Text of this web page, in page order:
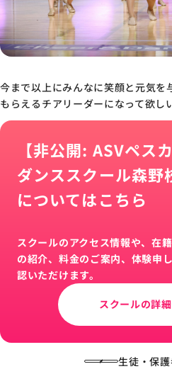
今まで以上にみんなに笑顔と元気を
もらえるチアリーダーになって欲し
【非公開: ASVペス
ダンススクール森野
についてはこちら
スクールのアクセス情報や、在
の紹介、料金のご案内、体験申
認いただけます。
スクールの詳
生徒・保